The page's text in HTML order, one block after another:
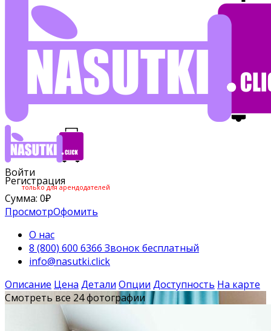
Войти
Регистрация
только для арендодателей
Сумма: 0₽
ПросмотрОфомить
О нас
8 (800) 600 6366 Звонок бесплатный
info@nasutki.click
Описание Цена Детали Опции Доступность На карте
Смотреть все 24 фотографии